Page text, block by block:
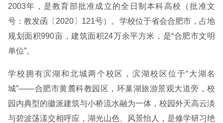
2003年，是教育部批准成立的全日制本科高校（批准文
号：教发函〔2020〕121号）。学校位于省会合肥市，占地
规划面积990亩，建筑面积24万余平方米，是“合肥市文明
单位”。
学校拥有滨湖和北城两个校区，滨湖校区位于“大湖名
城”——合肥市黄麓科教园区，环巢湖旅游景观大道旁，校
园内典型的徽派建筑与小桥流水融为一体，校园外天高云淡
与碧波荡漾交相呼应，湖光山色、风景怡人，是修学研习绝